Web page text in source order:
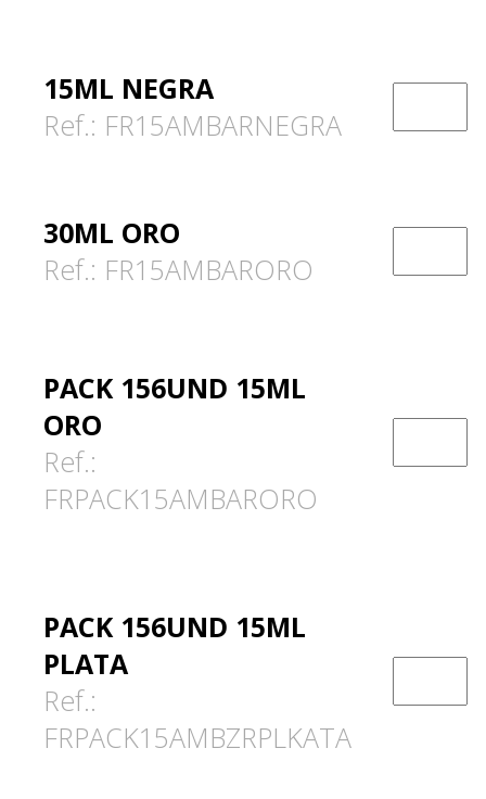
15ML NEGRA
Ref.: FR15AMBARNEGRA
30ML ORO
Ref.: FR15AMBARORO
PACK 156UND 15ML
ORO
Ref.:
FRPACK15AMBARORO
PACK 156UND 15ML
PLATA
Ref.:
FRPACK15AMBZRPLKATA